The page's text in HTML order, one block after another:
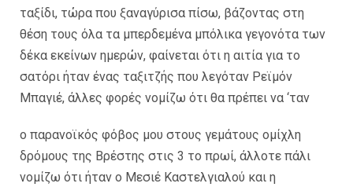
ταξίδι, τώρα που ξαναγύρισα πίσω, βάζοντας στη
θέση τους όλα τα μπερδεμένα μπόλικα γεγονότα των
δέκα εκείνων ημερών, φαίνεται ότι η αιτία για το
σατόρι ήταν ένας ταξιτζής που λεγόταν Pεϊμόν
Mπαγιέ, άλλες φορές νομίζω ότι θα πρέπει να ‘ταν
ο παρανοϊκός φόβος μου στους γεμάτους ομίχλη
δρόμους της Βρέστης στις 3 το πρωί, άλλοτε πάλι
νομίζω ότι ήταν ο Μεσιέ Καστελγιαλού και η